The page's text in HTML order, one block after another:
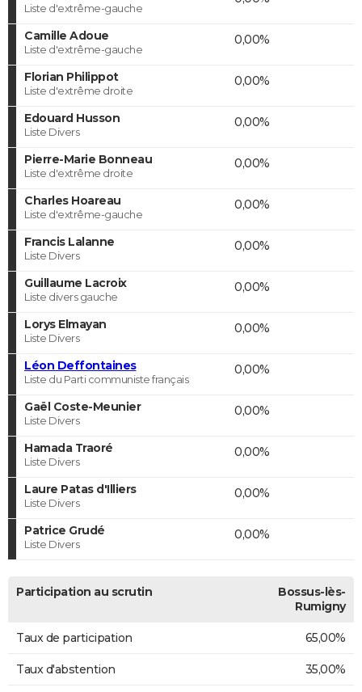
Liste d'extrême-gauche
Camille Adoue
Liste d'extrême-gauche
0,00%
Florian Philippot
Liste d'extrême droite
0,00%
Edouard Husson
Liste Divers
0,00%
Pierre-Marie Bonneau
Liste d'extrême droite
0,00%
Charles Hoareau
Liste d'extrême-gauche
0,00%
Francis Lalanne
Liste Divers
0,00%
Guillaume Lacroix
Liste divers gauche
0,00%
Lorys Elmayan
Liste Divers
0,00%
Léon Deffontaines
Liste du Parti communiste français
0,00%
Gaël Coste-Meunier
Liste Divers
0,00%
Hamada Traoré
Liste Divers
0,00%
Laure Patas d'Illiers
Liste Divers
0,00%
Patrice Grudé
Liste Divers
0,00%
Participation au scrutin
Bossus-lès-
Rumigny
Taux de participation 65,00%
Taux d'abstention 35,00%